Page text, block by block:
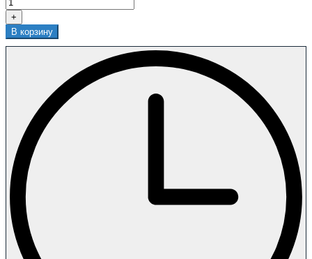
+
В корзину